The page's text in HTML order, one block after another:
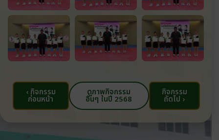
‹ กิจกรรม
ก่อนหน้า
ดูภาพกิจกรรม
อื่นๆ ในปี 2568
กิจกรรม
ถัดไป ›